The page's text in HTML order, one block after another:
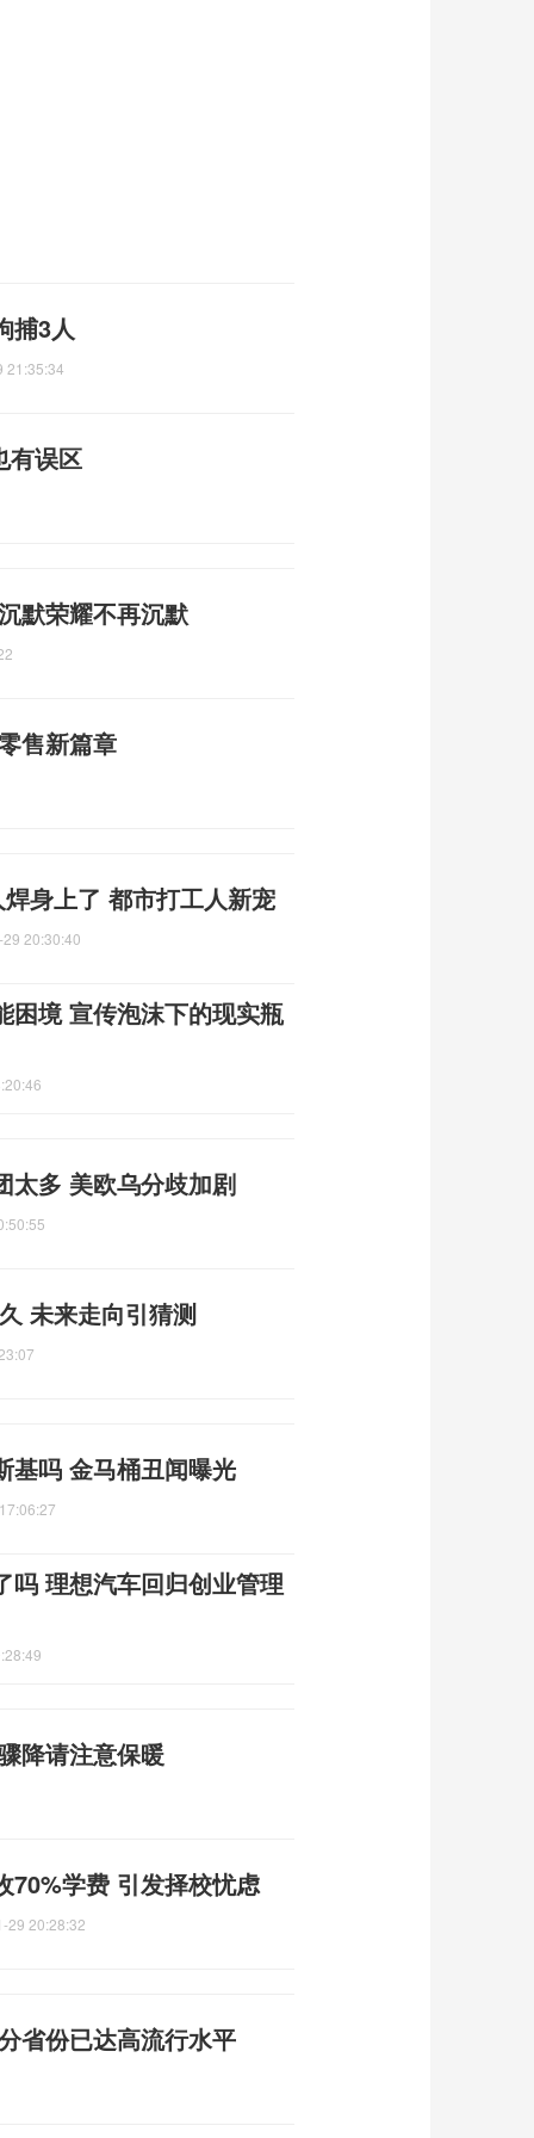
捕3人
21:35:34
有误区
默荣耀不再沉默
售新篇章
身上了 都市打工人新宠
20:30:40
困境 宣传泡沫下的现实瓶
太多 美欧乌分歧加剧
未来走向引猜测
基吗 金马桶丑闻曝光
吗 理想汽车回归创业管理
降请注意保暖
70%学费 引发择校忧虑
29 20:28:32
省份已达高流行水平